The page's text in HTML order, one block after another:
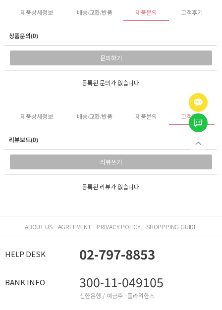
제품상세정보 배송/교환/반품 제품문의 고객후기
상품문의(0)
문의하기
등록된 문의가 없습니다.
제품상세정보 배송/교환/반품 제품문의 고객후기
리뷰보드(0)
리뷰쓰기
등록된 리뷰가 없습니다.
ABOUT US AGREEMENT PRIVACY POLICY SHOPPPING GUIDE
HELP DESK 02-797-8853
BANK INFO 300-11-049105
신한은행 / 예금주 : 플라워한스